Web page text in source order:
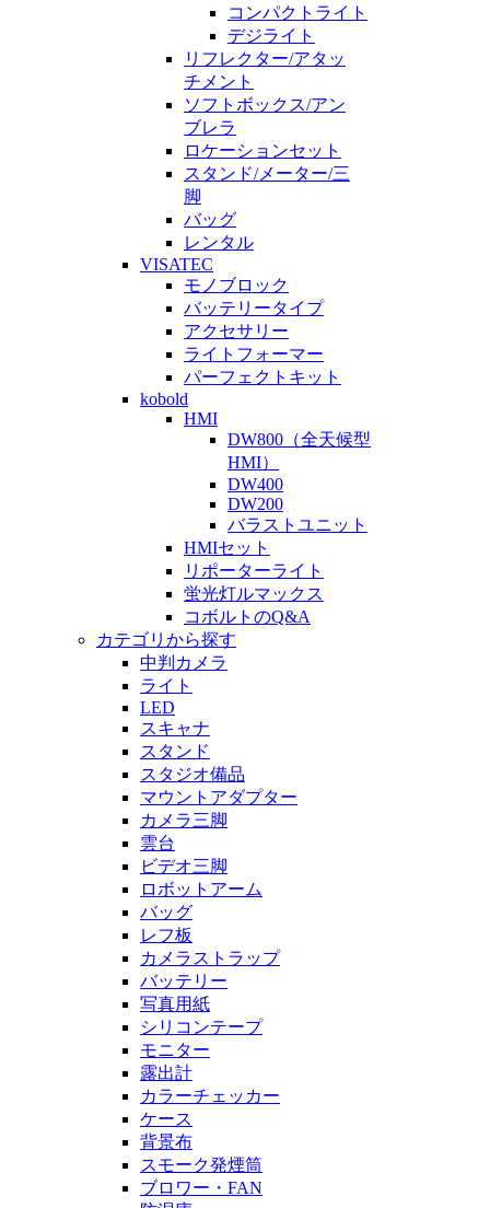
コンパクトライト
デジライト
リフレクター/アタッ
チメント
ソフトボックス/アン
ブレラ
ロケーションセット
スタンド/メーター/三
脚
バッグ
レンタル
VISATEC
モノブロック
バッテリータイプ
アクセサリー
ライトフォーマー
パーフェクトキット
kobold
HMI
DW800（全天候型
HMI）
DW400
DW200
バラストユニット
HMIセット
リポーターライト
蛍光灯ルマックス
コボルトのQ&A
カテゴリから探す
中判カメラ
ライト
LED
スキャナ
スタンド
スタジオ備品
マウントアダプター
カメラ三脚
雲台
ビデオ三脚
ロボットアーム
バッグ
レフ板
カメラストラップ
バッテリー
写真用紙
シリコンテープ
モニター
露出計
カラーチェッカー
ケース
背景布
スモーク発煙筒
ブロワー・FAN